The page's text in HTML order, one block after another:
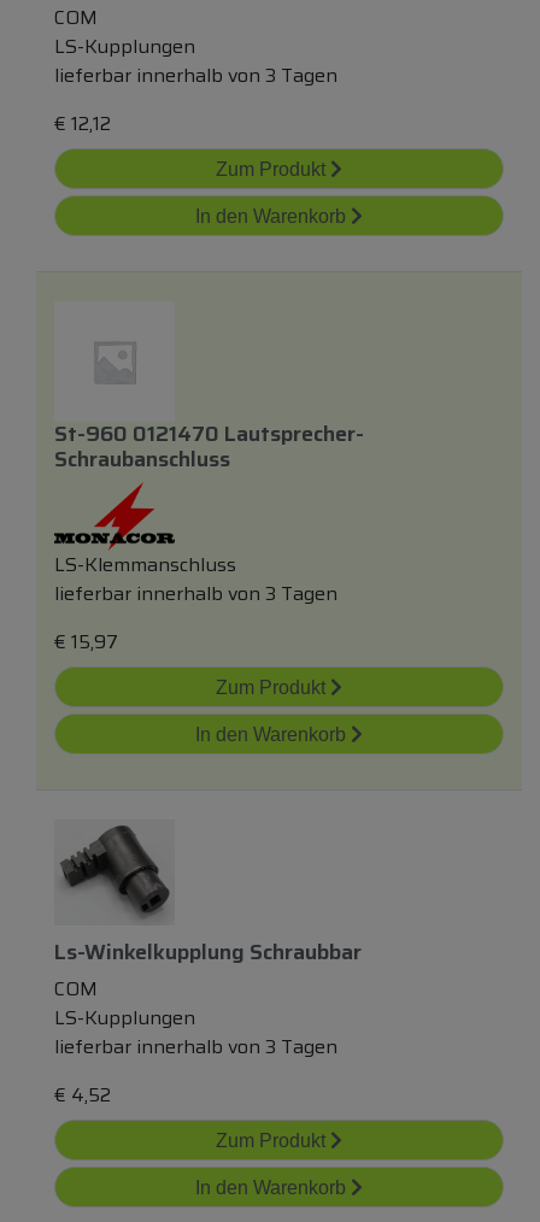
COM
LS-Kupplungen
lieferbar innerhalb von 3 Tagen
€ 12,12
Zum Produkt
In den Warenkorb
St-960 0121470 Lautsprecher-
Schraubanschluss
LS-Klemmanschluss
lieferbar innerhalb von 3 Tagen
€ 15,97
Zum Produkt
In den Warenkorb
Ls-Winkelkupplung Schraubbar
COM
LS-Kupplungen
lieferbar innerhalb von 3 Tagen
€ 4,52
Zum Produkt
In den Warenkorb